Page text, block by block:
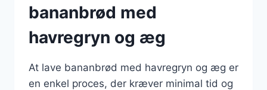
bananbrød med
havregryn og æg
At lave bananbrød med havregryn og æg er
en enkel proces, der kræver minimal tid og